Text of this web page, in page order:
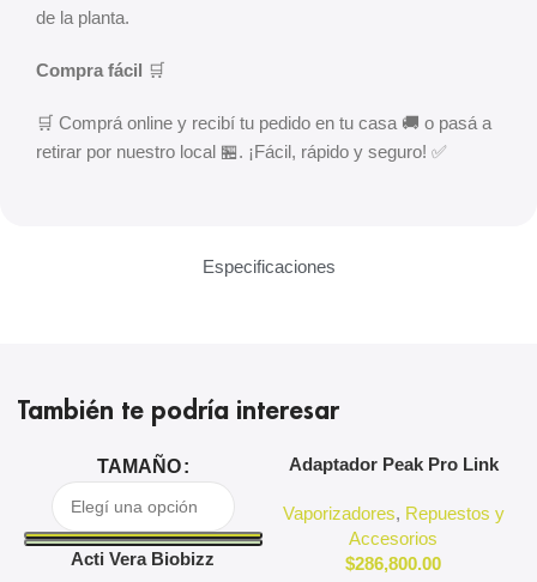
Especificaciones
de la planta.
Compra fácil 🛒
🛒 Comprá online y recibí tu pedido en tu casa 🚚 o pasá a
retirar por nuestro local 🏪. ¡Fácil, rápido y seguro! ✅
También te podría interesar
TAMAÑO
Acti Vera Biobizz
Adaptador Peak Pro Link
Vaporizadores, Repuestos y
Accesorios
$286,800.00